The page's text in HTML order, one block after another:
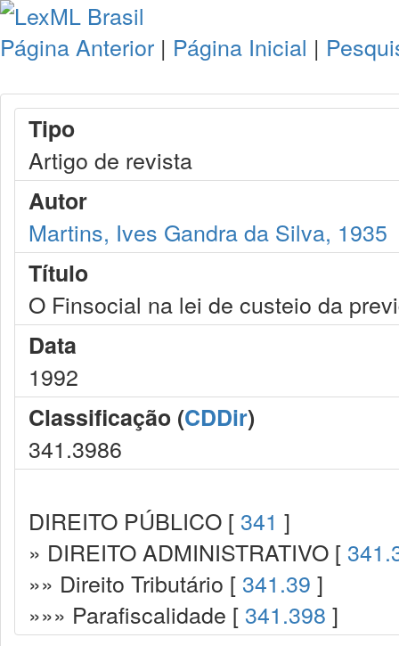
Página Anterior | Página Inicial |
Tipo
Artigo de revista
Autor
Martins, Ives Gandra da Silva, 1935
Título
O Finsocial na lei de custeio da
Data
1992
Classificação (CDDir)
341.3986
DIREITO PÚBLICO [ 341 ]
» DIREITO ADMINISTRATIVO [
»» Direito Tributário [ 341.39 ]
»»» Parafiscalidade [ 341.398 ]